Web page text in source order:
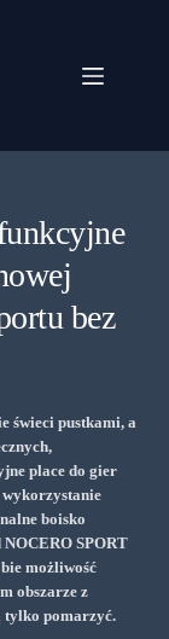
bez
świeci pustkami, a
place do gier
wykorzystanie
boisko
NOCERO SPORT
możliwość
obszarze z
tylko pomarzyć.